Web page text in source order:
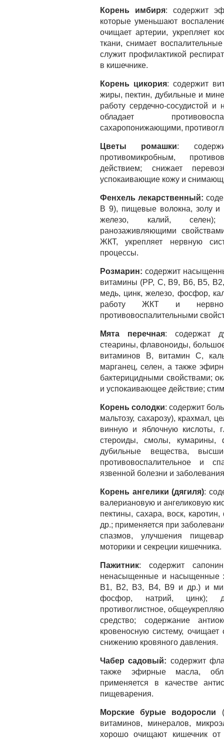
Корень имбиря: содержит
которые уменьшают
очищает артерии, укрепляет
ткани, снимает
служит профилактикой
в кишечнике.
Корень цикория: содержит
жиры, пектин, дубильные и
работу сердечно-сосудистой и
обладает
сахаропонижающими,
Цветы ромашки:
противомикробным,
действием; снижает
успокаивающие кожу и
Фенхель лекарственный:
B 9), пищевые волокна, золу и
железо, калий, селен);
ранозаживляющими
ЖКТ, укрепляет нервную
процессы.
Розмарин: содержит
витамины (PP, C, B9, B6, B5,
медь, цинк, железо, фосфор,
работу ЖКТ и нервной
противовоспалительными
Мята перечная: содержат
стеарины, флавоноиды, большое
витаминов B, витамин C,
марганец, селен, а также
бактерицидными свойствами;
и успокаивающее действие;
Корень солодки: содержит
мальтозу, сахарозу), крахмал,
винную и яблочную кислоты,
стероиды, смолы, кумарины,
дубильные вещества,
противовоспалительное и
язвенной болезни и
Корень ангелики (дягиля):
валериановую и ангеликовую
пектины, сахара, воск,
др.; применяется при
спазмов, улучшения
моторики и секреции кишечника.
Пажитник: содержит
ненасыщенные и насыщенные
В1, В2, В3, В4, В9 и др.) и
фосфор, натрий, цинк);
противоглистное,
средство; содержание
кровеносную систему, очищает
снижению кровяного давления.
Чабер садовый: содержит
также эфирные масла,
применяется в качестве
пищеварения.
Морские бурые водоросли
витаминов, минералов,
хорошо очищают кишечник